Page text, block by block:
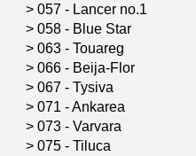
> 057 - Lancer no.1
> 058 - Blue Star
> 063 - Touareg
> 066 - Beija-Flor
> 067 - Tysiva
> 071 - Ankarea
> 073 - Varvara
> 075 - Tiluca